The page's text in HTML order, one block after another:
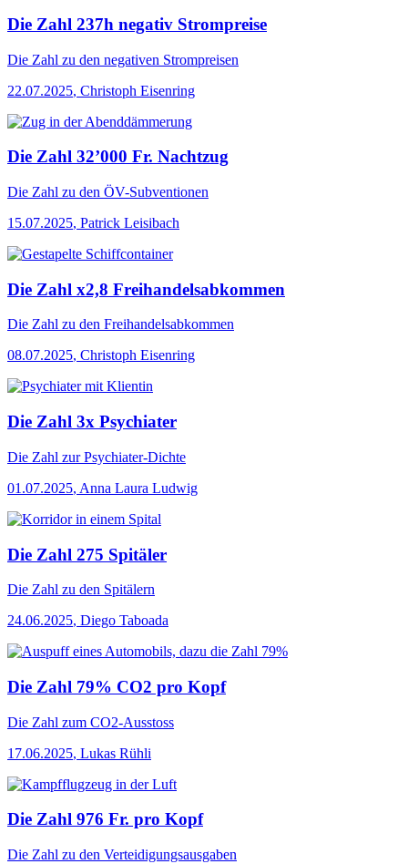
Die Zahl 237h negativ Strompreise
Die Zahl zu den negativen Strompreisen
22.07.2025, Christoph Eisenring
Die Zahl 32’000 Fr. Nachtzug
Die Zahl zu den ÖV-Subventionen
15.07.2025, Patrick Leisibach
Die Zahl x2,8 Freihandelsabkommen
Die Zahl zu den Freihandelsabkommen
08.07.2025, Christoph Eisenring
Die Zahl 3x Psychiater
Die Zahl zur Psychiater-Dichte
01.07.2025, Anna Laura Ludwig
Die Zahl 275 Spitäler
Die Zahl zu den Spitälern
24.06.2025, Diego Taboada
Die Zahl 79% CO2 pro Kopf
Die Zahl zum CO2-Ausstoss
17.06.2025, Lukas Rühli
Die Zahl 976 Fr. pro Kopf
Die Zahl zu den Verteidigungsausgaben